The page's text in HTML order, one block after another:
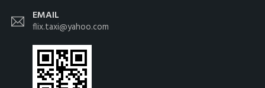
EMAIL
flix.taxi@yahoo.com